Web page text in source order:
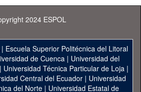
2024 ESPOL
Escuela Superior Politécnica del Litoral
de Cuenca| Universidad del
Universidad Técnica Particular de Loja|
Central del Ecuador| Universidad
del Norte | Universidad Estatal de